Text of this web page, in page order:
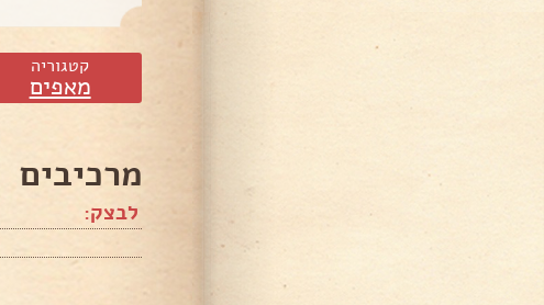
קטגוריה
מאפים
מרכיבים
לבצק: